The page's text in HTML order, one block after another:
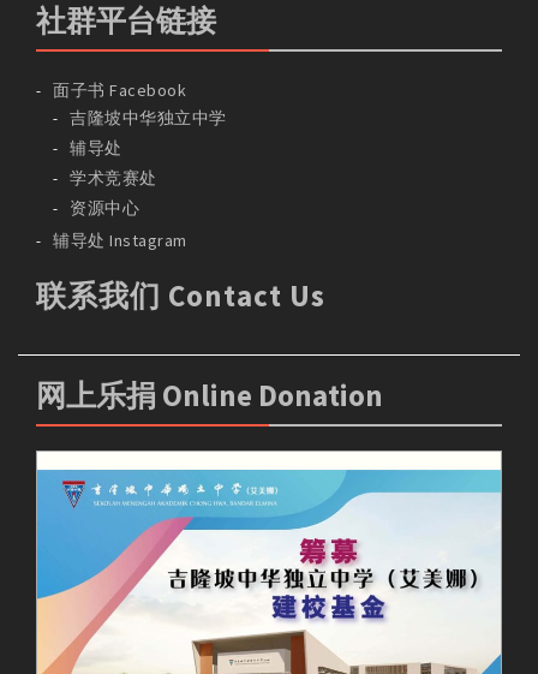
社群平台链接
面子书 Facebook
吉隆坡中华独立中学
辅导处
学术竞赛处
资源中心
辅导处 Instagram
联系我们 Contact Us
网上乐捐 Online Donation